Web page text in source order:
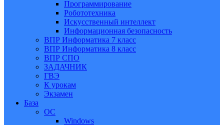
Программирование
Робототехника
Искусственный интеллект
Информационная безопасность
ВПР Информатика 7 класс
ВПР Информатика 8 класс
ВПР СПО
ЗАДАЧНИК
ГВЭ
К урокам
Экзамен
База
ОС
Windows